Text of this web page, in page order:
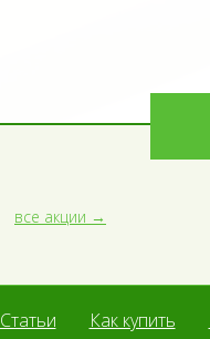
все акции
Статьи Как купить